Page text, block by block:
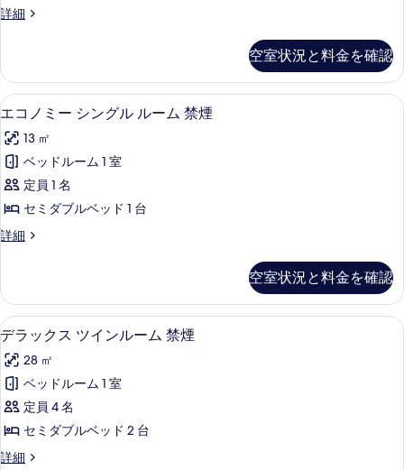
す
を
す
る
禁
の
す
べ
て
の
写
真
を
す
る
詳細
ツ
ー
ム
禁
の
詳
細
空室状況と料金を確認
エ
コ
ノ
ミ
ー
ン
ル
ル
ー
ム
禁
煙
の
す
エコノミー シングル ルーム 禁煙 |
5
エコノミー シングル ルーム 禁煙
13 ㎡
ベッドルーム 1 室
定員 1 名
セミダブルベッド 1 台
詳細
エ
ー
シ
ン
ル
ル
ー
ム
禁
の
空室状況と料金を確認
デ
ラ
ッ
ク
ス
セーフティボックス (室内)、デスク
5
デラックス ツインルーム 禁煙
28 ㎡
ベッドルーム 1 室
定員 4 名
セミダブルベッド 2 台
詳細
デ